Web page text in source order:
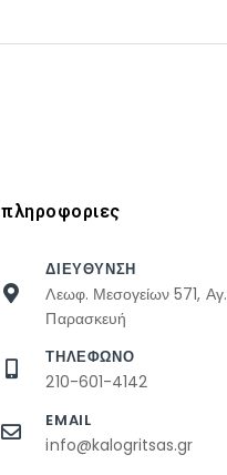
πληροφοριες
ΔΙΕΥΘΥΝΣΗ
Λεωφ. Μεσογείων 571, Αγ.
Παρασκευή
ΤΗΛΕΦΩΝΟ
210-601-4142
EMAIL
info@kalogritsas.gr